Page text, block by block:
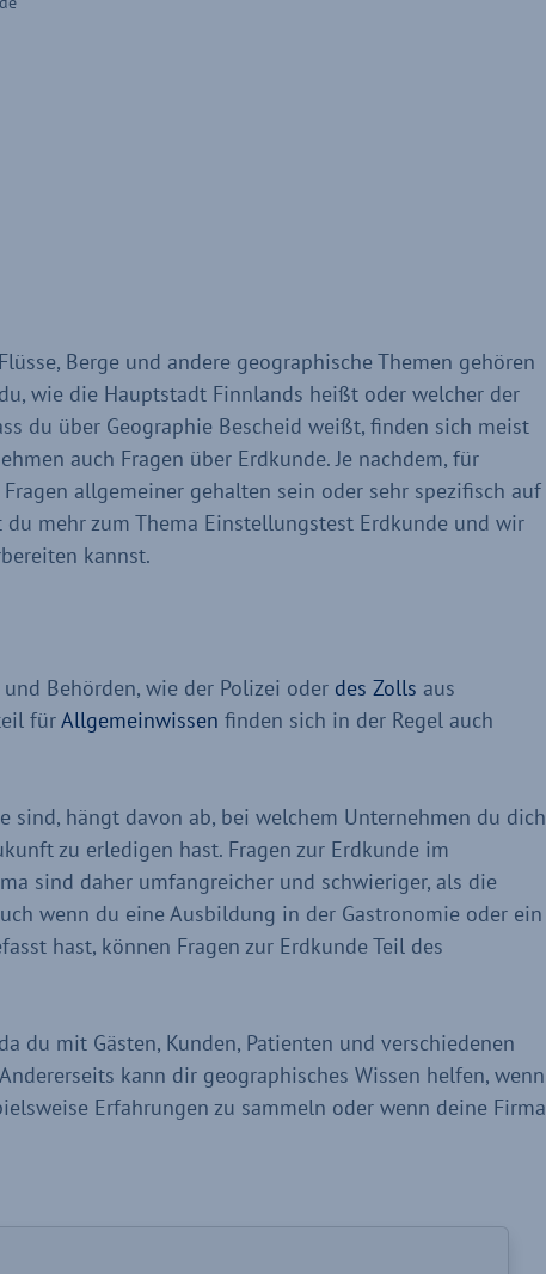
Berge und andere geographische Themen gehören
wie die Hauptstadt Finnlands heißt oder welcher der
du über Geographie Bescheid weißt, finden sich meist
auch Fragen über Erdkunde. Je nachdem, für
allgemeiner gehalten sein oder sehr spezifisch auf
mehr zum Thema Einstellungstest Erdkunde und wir
kannst.
Behörden, wie der Polizei oder des Zolls aus
fürAllgemeinwissen finden sich in der Regel auch
sind, hängt davon ab, bei welchem Unternehmen du dich
zu erledigen hast. Fragen zur Erdkunde im
sind daher umfangreicher und schwieriger, als die
wenn du eine Ausbildung in der Gastronomie oder ein
hast, können Fragen zur Erdkunde Teil des
du mit Gästen, Kunden, Patienten und verschiedenen
kann dir geographisches Wissen helfen, wenn
Erfahrungen zu sammeln oder wenn deine Firma